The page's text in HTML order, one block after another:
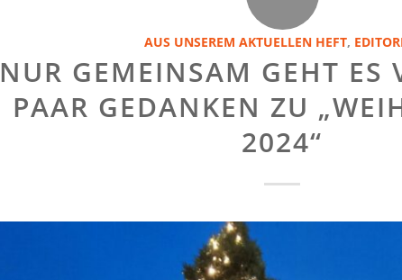
AUS UNSEREM AKTUELLEN HEFT,
NUR GEMEINSAM GEHT ES
PAAR GEDANKEN ZU
2024“